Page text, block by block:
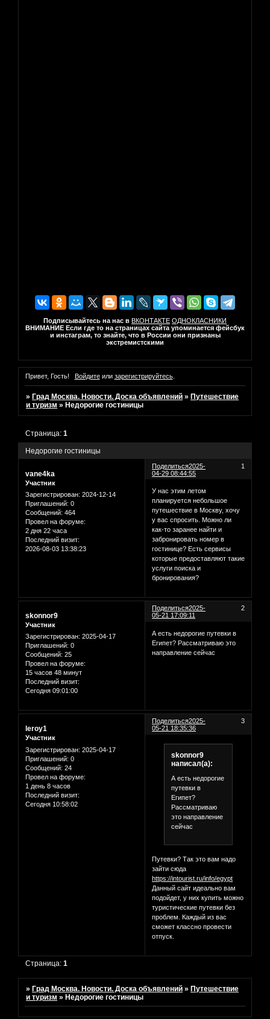
Подписывайтесь на нас в ВКОНТАКТЕ ОДНОКЛАСНИКИ
ВНИМАНИЕ Если где то на страницах сайта упоминается фейсбук
и инстаграм, то знайте, что в России они признаны
экстремистскими
Привет, Гость! Войдитеили зарегистрируйтесь.
» Град Москва. Новости. Доска объявлений » Путешествие
и туризм » Недорогие гостиницы
Недорогие гостиницы
Страница:1
Поделиться 1
2025-
04-29 08:44:55
vane4ka
Участник
Зарегистрирован: 2024-12-14
Приглашений: 0
Сообщений: 464
Провел на форуме:
2 дня 22 часа
Последний визит:
2026-08-03 13:38:23
У нас этим летом
планируется небольшое
путешествие в Москву, хочу
у вас спросить. Можно ли
как-то заранее найти и
забронировать номер в
гостинице? Есть сервисы
которые предоставляют такие
услуги поиска и
бронирования?
Поделиться 2
2025-
05-21 17:09:11
skonnor9
Участник
Зарегистрирован: 2025-04-17
Приглашений: 0
Сообщений: 25
Провел на форуме:
15 часов 48 минут
Последний визит:
Сегодня 09:01:00
А есть недорогие путевки в
Египет? Рассматриваю это
направление сейчас
Поделиться 3
2025-
05-21 18:35:36
leroy1
Участник
Зарегистрирован: 2025-04-17
Приглашений: 0
Сообщений: 24
Провел на форуме:
1 день 8 часов
Последний визит:
Сегодня 10:58:02
skonnor9
написал(а):
А есть недорогие
путевки в
Египет?
Рассматриваю
это направление
сейчас
Путевки? Так это вам надо
зайти сюда
https://intourist.ru/info/egypt
Данный сайт идеально вам
подойдет, у них купить можно
туристические путевки без
проблем. Каждый из вас
сможет классно провести
отпуск.
Страница:1
»Град Москва. Новости. Доска объявлений »Путешествие
и туризм »Недорогие гостиницы